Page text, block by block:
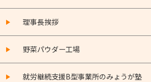
理事長挨拶
野菜パウダー工場
就労継続支援B型事業所のみょうが塾